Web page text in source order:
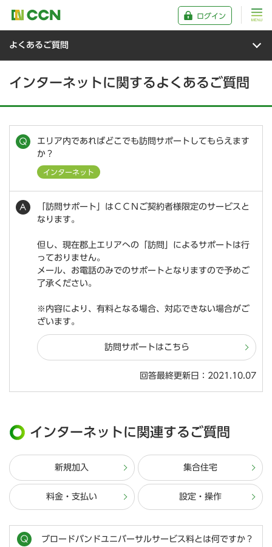
ログイン
よくあるご質問
インターネットに関するよくあるご質問
エリア内であればどこでも訪問サポートしてもらえます
か？
インターネット
「訪問サポート」はＣＣＮご契約者様限定のサービスと
なります。
但し、現在郡上エリアへの「訪問」によるサポートは行
っておりません。
メール、お電話のみでのサポートとなりますので予めご
了承ください。
※内容により、有料となる場合、対応できない場合がご
ざいます。
訪問サポートはこちら
回答最終更新日：2021.10.07
インターネットに関連するご質問
新規加入 集合住宅
料金・支払い 設定・操作
ブロードバンドユニバーサルサービス料とは何ですか？